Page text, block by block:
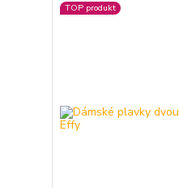
TOP produkt